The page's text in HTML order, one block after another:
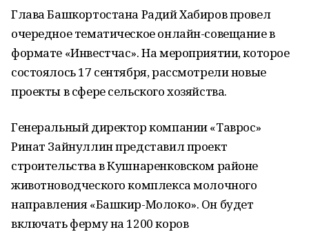
Глава Башкортостана Радий Хабиров провел
очередное тематическое онлайн-совещание в
формате «Инвестчас». На мероприятии, которое
состоялось 17 сентября, рассмотрели новые
проекты в сфере сельского хозяйства.
Генеральный директор компании «Таврос»
Ринат Зайнуллин представил проект
строительства в Кушнаренковском районе
животноводческого комплекса молочного
направления «Башкир-Молоко». Он будет
включать ферму на 1200 коров